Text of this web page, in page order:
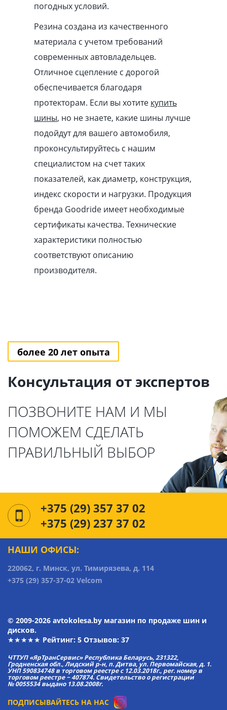
погодных условий.
Резина создана из качественного
материала с учетом требований
современных автовладельцев.
Отличное сцепление с дорогой
обеспечивается благодаря
протекторам. Если вы хотите купить
шины, но не знаете, какие шины лучше
подойдут для вашего автомобиля,
проконсультируйтесь с нашим
специалистом на счет таких
показателей, как диаметр, конструкция,
индекс скорости и нагрузки. Продукция
бренда Goodride имеет необходимые
сертификаты качества. Технические
характеристики полностью
соответствуют описанию
производителя.
более 20 лет опыта
Консультация от экспертов
ПОЗВОНИТЕ НАМ И МЫ
ПОМОЖЕМ СДЕЛАТЬ
ПРАВИЛЬНЫЙ ВЫБОР
+375 (29) 357 37 02
+375 (29) 237 37 02
НАШИ ОФИСЫ:
220062, г. Минск, ул. Тимирязева, д. 114
+375 (29) 357-37-02 Velcom
© 2009-2026 avtokolesa.by магазин по продаже шин и
дисков.
★★★★★ Рейтинг: 5 Отзывов: 37
ЧТТУП «ЯрТранСервис» Республика Беларусь, 231322,
Гродненская обл., Лидский р-н, п. Дитва, ул. Первомайская, д. 1.
УНП 590834748 в торговом реестре с 12.03.2018г., рег. номер в
торговом реестре − 407874. Свидетельство о регистрации
№ 0055534 выдано 13.08.2008г.
ПОДПИСЫВАЙТЕСЬ НА НАС